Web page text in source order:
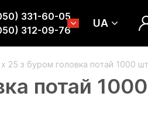
331-60-05
312-09-76
UA
x 25 з буром головка потай 1000
потай